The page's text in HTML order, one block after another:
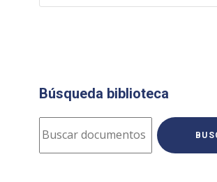
Búsqueda biblioteca